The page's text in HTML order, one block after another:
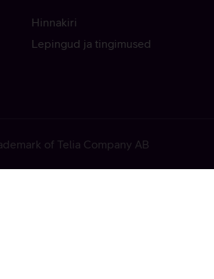
Hinnakiri
Lepingud ja tingimused
of Telia Company AB